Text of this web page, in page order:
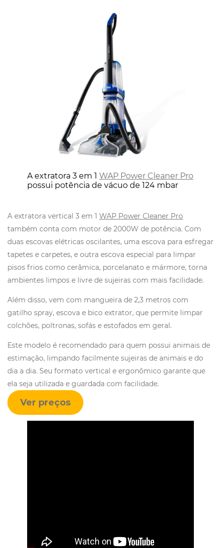
A extratora 3 em 1 WAP Power Cleaner Pro
possui potência de vácuo de 124 mbar
A extratora vertical 3 em 1 WAP Power Cleaner Pro
também conta com motor de 2000W de potência. Com
duas escovas elétricas oscilantes, uma escova para esfregar
tapetes e carpetes, e outra escova especial para limpar
pisos frios como cerâmica, porcelanato e mármore, torna
ambientes limpos e livre de sujeiras com mais facilidade.
Além disso, vem com mangueira de 2,3 metros com
gatilho spray, escova e bico extrator, que permite limpar
colchões, poltronas, sofás e estofados em geral.
Este modelo é recomendado para quem possui animais de
estimação, limpando facilmente sujeiras de animais e do
dia a dia. Seu formato vertical e ergonômico garante que
ela seja utilizada e guardada com facilidade.
Ver preços